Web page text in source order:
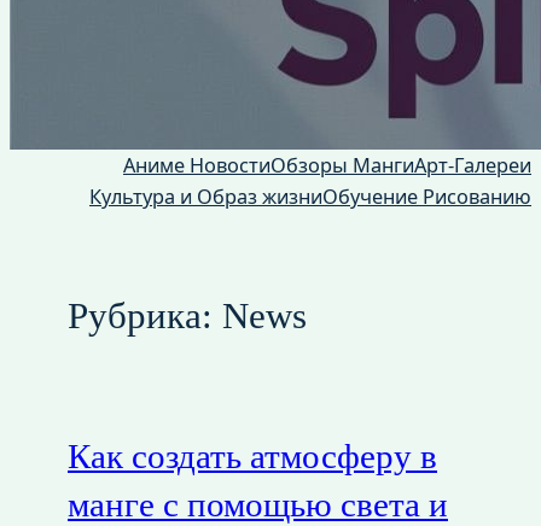
Аниме НовостиОбзоры МангиАрт-Галереи
Культура и Образ жизниОбучение Рисованию
Рубрика: News
Как создать атмосферу в
манге с помощью света и